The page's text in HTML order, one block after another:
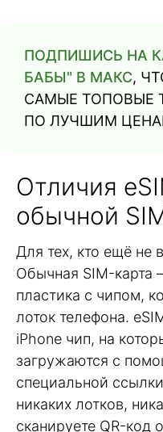
ПОДПИШИСЬ НА
БАБЫ" В МАКС,
САМЫЕ ТОПОВЫЕ
ПО ЛУЧШИМ
Отличия
обычной
Для тех, кто ещё не
Обычная SIM-карта
пластика с чипом,
лоток телефона.
iPhone чип, на
загружаются с
специальной
никаких лотков,
сканируете QR-код